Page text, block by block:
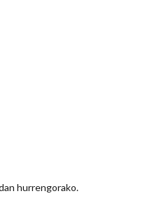
hurrengorako.